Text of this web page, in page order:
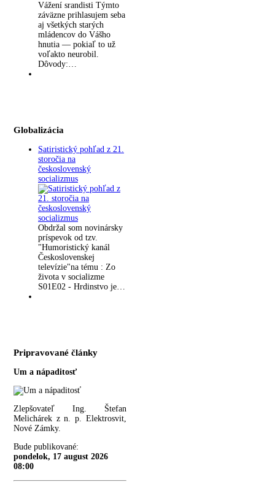
Vážení srandisti Týmto
záväzne prihlasujem seba
aj všetkých starých
mládencov do Vášho
hnutia — pokiaľ to už
voľakto neurobil.
Dôvody:…
Globalizácia
Satiristický pohľad z 21.
storočia na
československý
socializmus
Obdržal som novinársky
príspevok od tzv.
"Humoristický kanál
Československej
televízie"na tému : Zo
života v socializme
S01E02 - Hrdinstvo je…
Pripravované články
Um a nápaditosť
Zlepšovateľ Ing. Štefan
Melichárek z n. p. Elektrosvit,
Nové Zámky.
Bude publikované:
pondelok, 17 august 2026
08:00